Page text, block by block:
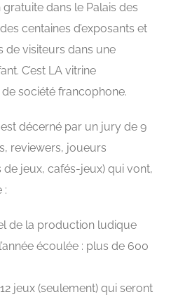
gratuite dans le Palais des
centaines d’exposants et
de visiteurs dans une
C’est LA vitrine
société francophone.
décerné par un jury de 9
reviewers, joueurs
jeux, cafés-jeux) qui vont,
:
de la production ludique
écoulée : plus de 600
jeux (seulement) qui seront